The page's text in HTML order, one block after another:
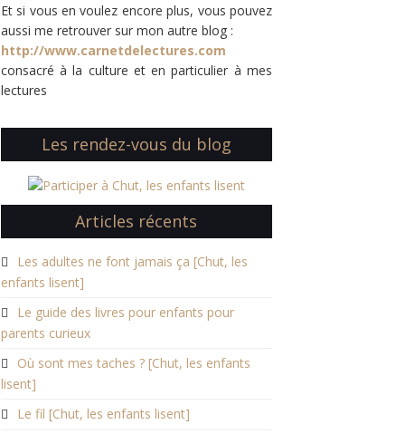
Et si vous en voulez encore plus, vous pouvez
aussi me retrouver sur mon autre blog :
http://www.carnetdelectures.com
consacré à la culture et en particulier à mes
lectures
Les rendez-vous du blog
Articles récents
Les adultes ne font jamais ça [Chut, les
enfants lisent]
Le guide des livres pour enfants pour
parents curieux
Où sont mes taches ? [Chut, les enfants
lisent]
Le fil [Chut, les enfants lisent]